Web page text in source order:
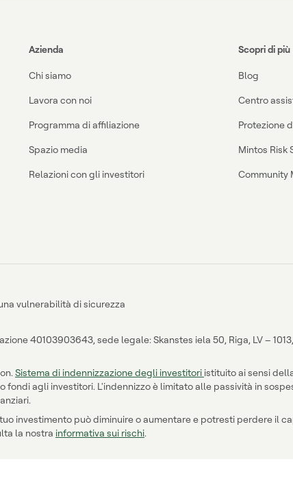
Azienda
Chi siamo
Lavora con noi
Programma di affiliazione
Spazio media
Relazioni con gli investitori
Scopri di più
Blog
Centro
Protezione
Mintos Risk
Community
vulnerabilità di sicurezza
40103903643, sede legale: Skanstes iela 50, Riga, LV –
Sistema di indennizzazione degli investitori istituito ai sensi
fondi agli investitori. L'indennizzo è limitato alle passività in
investimento può diminuire o aumentare e potresti perdere il
la nostra informativa sui rischi.